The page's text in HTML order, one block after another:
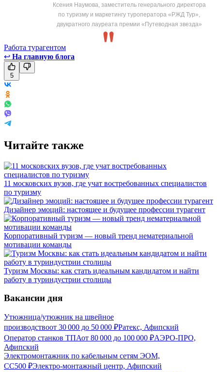
Ксения Наумова, заместитель генерального директора
по туризму и маркетингу туроператора «РЖД Тур»,
двукратного лауреата премии «Путеводная звезда»
Работа турагентом
↩ На главную блога
5
Читайте также
11 московских вузов, где учат востребованных специалистов
по туризму
Дизайнер эмоций: настоящее и будущее профессии турагент
Корпоративный туризм — новый тренд нематериальной
мотивации команды
Туризм Москвы: как стать идеальным кандидатом и найти
работу в туриндустрии столицы
Вакансии дня
Утюжница/утюжник на швейное
производствоот 30 000 до 50 000 ₽Ратекс, Афипский
Оператор станков ТПАот 80 000 до 100 000 ₽АЭРО-ПРО,
Афипский
Электромонтажник по кабельным сетям ЭОМ,
СС500 ₽Электро-монтажный центр, Афипский